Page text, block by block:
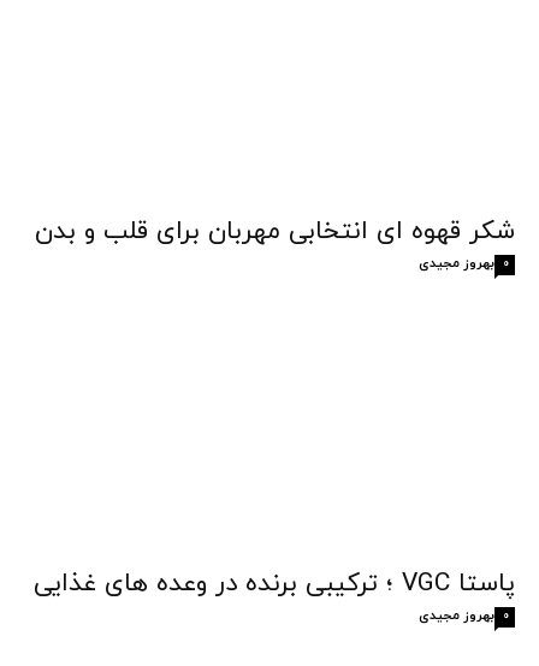
شکر قهوه‌ ای انتخابی مهربان برای قلب و بدن
بهروز مجیدی 0
پاستا VGC ؛ ترکیبی برنده در وعده های غذایی
بهروز مجیدی 0